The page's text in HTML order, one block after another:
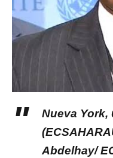
Nueva York,
Abdelhay/